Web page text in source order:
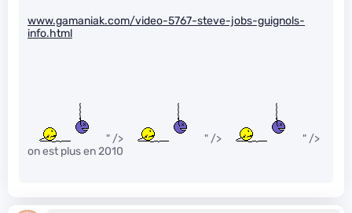
www.gamaniak.com/video-5767-steve-jobs-guignols-
info.html
" /> " />
" />
on est plus en 2010